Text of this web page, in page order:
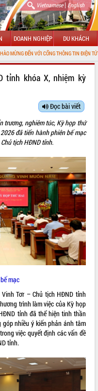
Vietnamese| English
DOANH NGHIỆP DU KHÁCH
VỚI CỔNG THÔNG TIN ĐIỆN TỬ TỈNH ĐẮK
tỉnh khóa X, nhiệm kỳ
Đọc bài viết
trương, nghiêm túc, Kỳ họp thứ
đã tiến hành phiên bế mạc
tịch HĐND tỉnh.
mạc
Tơr – Chủ tịch HĐND tỉnh
trình làm việc của Kỳ họp
tỉnh đã thể hiện tinh thần
nhiều ý kiến phản ánh tâm
việc quyết định các vấn đề
tỉnh.